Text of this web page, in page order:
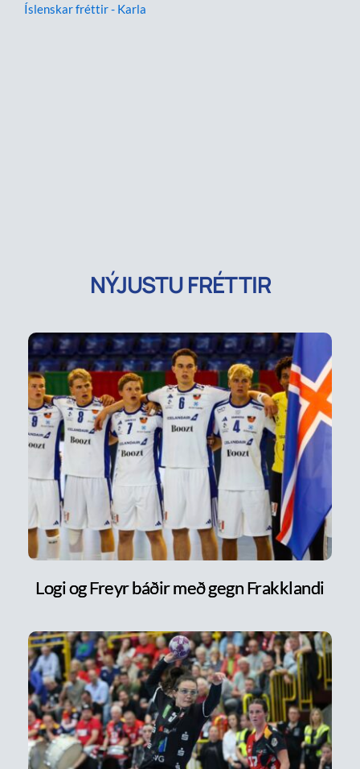
Íslenskar fréttir - Karla
NÝJUSTU FRÉTTIR
Logi og Freyr báðir með gegn Frakklandi